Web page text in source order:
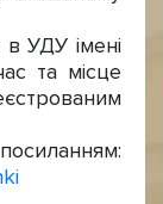
УДУ імені
та місце